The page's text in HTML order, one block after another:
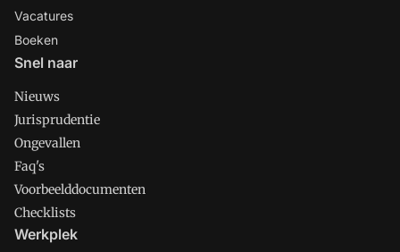
Vacatures
Boeken
Snel naar
Nieuws
Jurisprudentie
Ongevallen
Faq's
Voorbeelddocumenten
Checklists
Werkplek